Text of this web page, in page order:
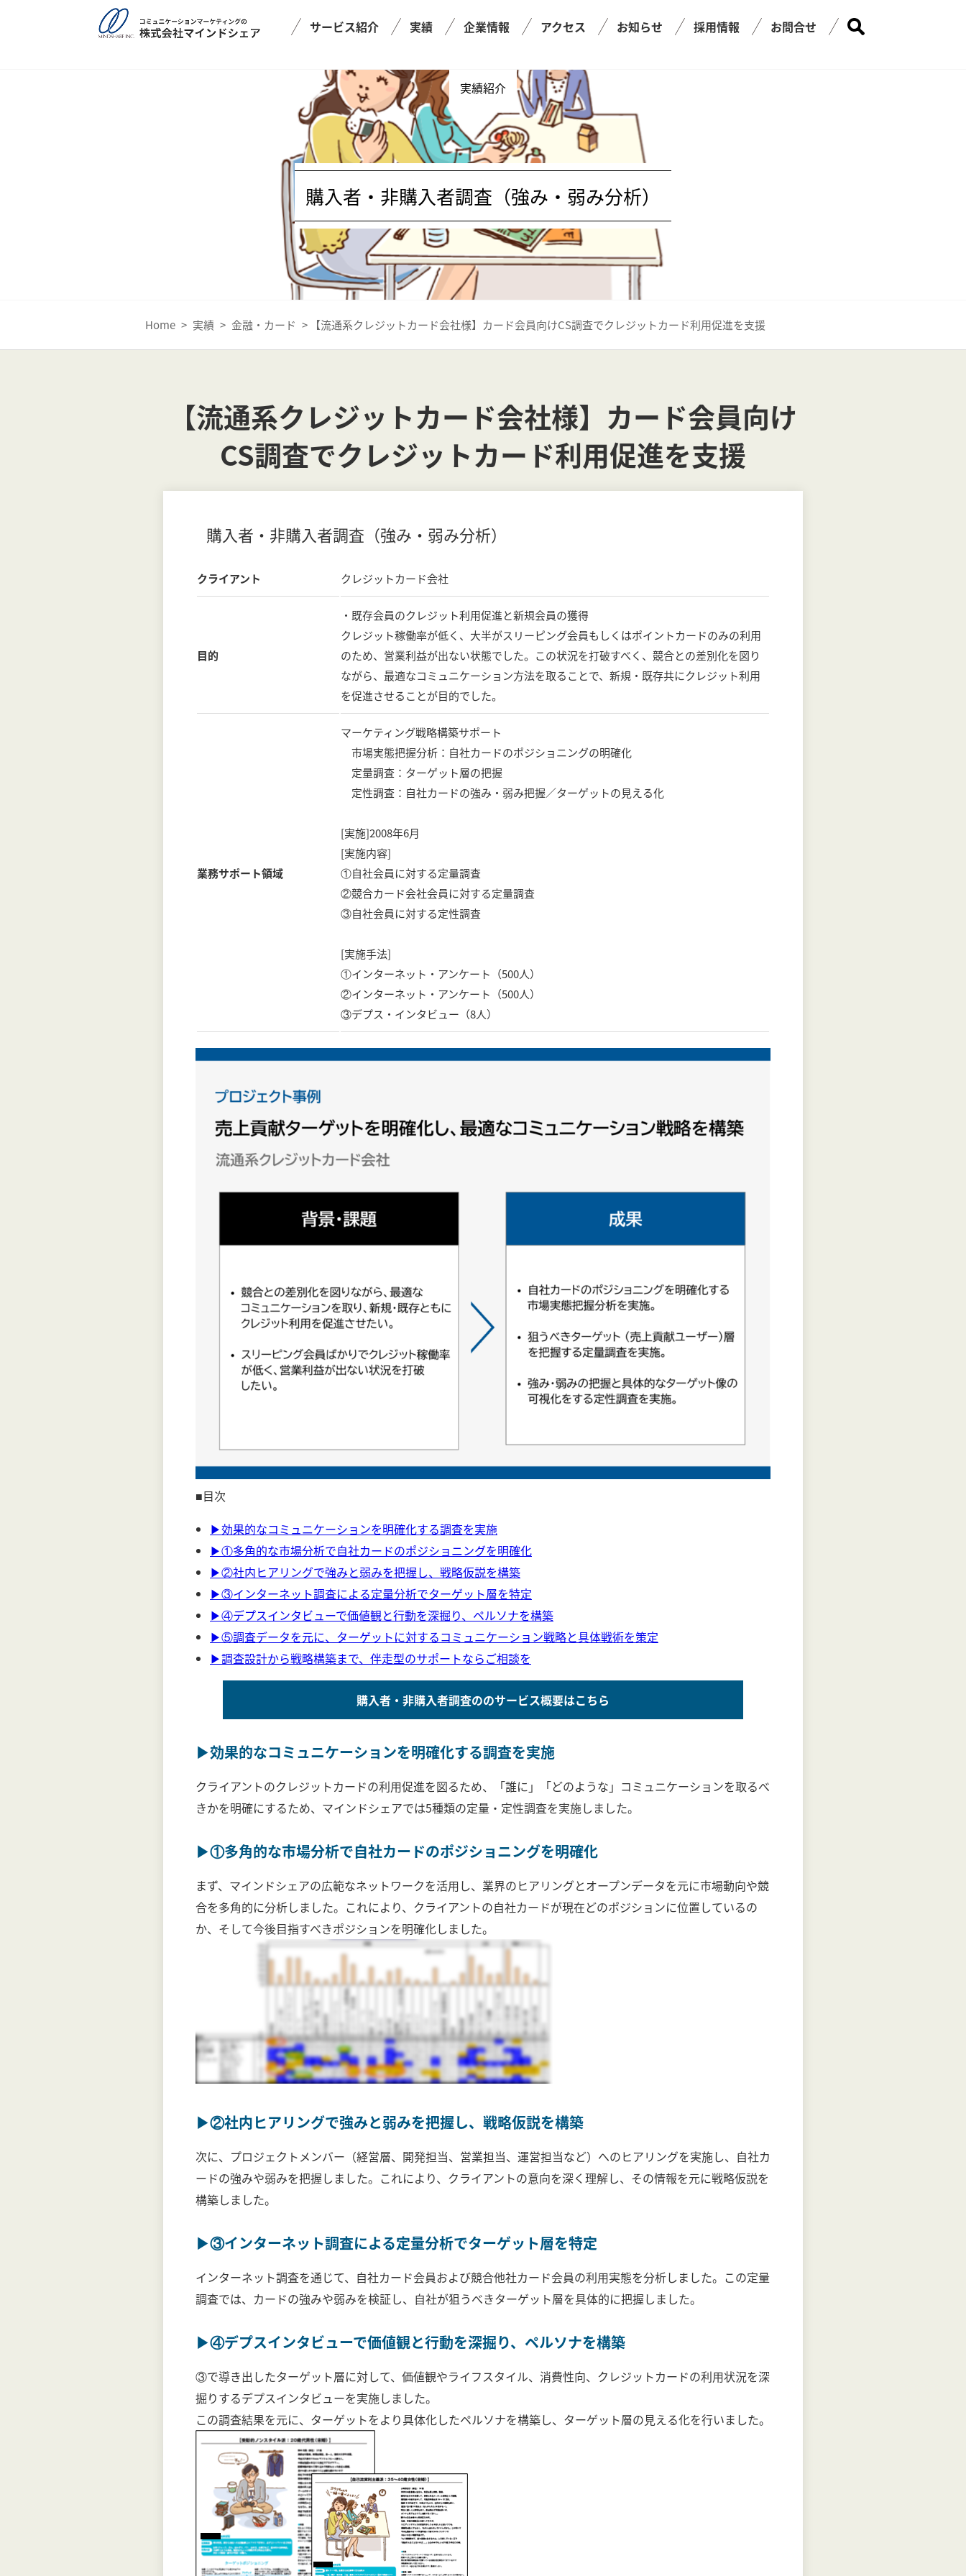
サービス紹介 実績 企業情報 アクセス お知らせ 採用情報 お問合せ
実績紹介
購入者・非購入者調査（強み・弱み分析）
Home > 実績 > 金融・カード > 【流通系クレジットカード会社様】カード会員向けCS調査でクレジットカード利用促進を支援
【流通系クレジットカード会社様】カード会員向け
CS調査でクレジットカード利用促進を支援
購入者・非購入者調査（強み・弱み分析）
クライアント クレジットカード会社
目的
・既存会員のクレジット利用促進と新規会員の獲得
クレジット稼働率が低く、大半がスリーピング会員もしくはポイントカードのみの利用
のため、営業利益が出ない状態でした。この状況を打破すべく、競合との差別化を図り
ながら、最適なコミュニケーション方法を取ることで、新規・既存共にクレジット利用
を促進させることが目的でした。
業務サポート領域
マーケティング戦略構築サポート
市場実態把握分析：自社カードのポジショニングの明確化
定量調査：ターゲット層の把握
定性調査：自社カードの強み・弱み把握／ターゲットの見える化
[実施]2008年6月
[実施内容]
①自社会員に対する定量調査
②競合カード会社会員に対する定量調査
③自社会員に対する定性調査
[実施手法]
①インターネット・アンケート（500人）
②インターネット・アンケート（500人）
③デプス・インタビュー（8人）
■目次
▶効果的なコミュニケーションを明確化する調査を実施
▶①多角的な市場分析で自社カードのポジショニングを明確化
▶②社内ヒアリングで強みと弱みを把握し、戦略仮説を構築
▶③インターネット調査による定量分析でターゲット層を特定
▶④デプスインタビューで価値観と行動を深掘り、ペルソナを構築
▶⑤調査データを元に、ターゲットに対するコミュニケーション戦略と具体戦術を策定
▶調査設計から戦略構築まで、伴走型のサポートならご相談を
購入者・非購入者調査ののサービス概要はこちら
▶効果的なコミュニケーションを明確化する調査を実施
クライアントのクレジットカードの利用促進を図るため、「誰に」「どのような」コミュニケーションを取るべ
きかを明確にするため、マインドシェアでは5種類の定量・定性調査を実施しました。
▶①多角的な市場分析で自社カードのポジショニングを明確化
まず、マインドシェアの広範なネットワークを活用し、業界のヒアリングとオープンデータを元に市場動向や競
合を多角的に分析しました。これにより、クライアントの自社カードが現在どのポジションに位置しているの
か、そして今後目指すべきポジションを明確化しました。
▶②社内ヒアリングで強みと弱みを把握し、戦略仮説を構築
次に、プロジェクトメンバー（経営層、開発担当、営業担当、運営担当など）へのヒアリングを実施し、自社カ
ードの強みや弱みを把握しました。これにより、クライアントの意向を深く理解し、その情報を元に戦略仮説を
構築しました。
▶③インターネット調査による定量分析でターゲット層を特定
インターネット調査を通じて、自社カード会員および競合他社カード会員の利用実態を分析しました。この定量
調査では、カードの強みや弱みを検証し、自社が狙うべきターゲット層を具体的に把握しました。
▶④デプスインタビューで価値観と行動を深掘り、ペルソナを構築
③で導き出したターゲット層に対して、価値観やライフスタイル、消費性向、クレジットカードの利用状況を深
掘りするデプスインタビューを実施しました。
この調査結果を元に、ターゲットをより具体化したペルソナを構築し、ターゲット層の見える化を行いました。